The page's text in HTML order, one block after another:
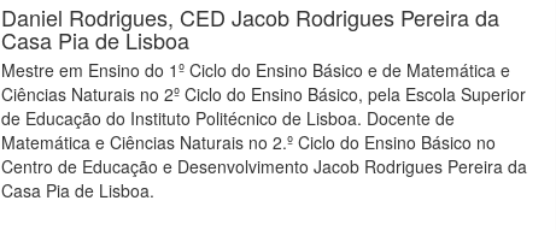
Daniel Rodrigues, CED Jacob Rodrigues Pereira da
Casa Pia de Lisboa
Mestre em Ensino do 1º Ciclo do Ensino Básico e de Matemática e
Ciências Naturais no 2º Ciclo do Ensino Básico, pela Escola Superior
de Educação do Instituto Politécnico de Lisboa. Docente de
Matemática e Ciências Naturais no 2.º Ciclo do Ensino Básico no
Centro de Educação e Desenvolvimento Jacob Rodrigues Pereira da
Casa Pia de Lisboa.